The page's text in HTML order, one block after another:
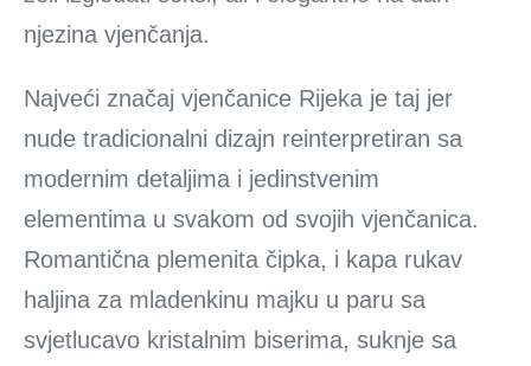
njezina vjenčanja.
Najveći značaj vjenčanice Rijeka je taj jer
nude tradicionalni dizajn reinterpretiran sa
modernim detaljima i jedinstvenim
elementima u svakom od svojih vjenčanica.
Romantična plemenita čipka, i kapa rukav
haljina za mladenkinu majku u paru sa
svjetlucavo kristalnim biserima, suknje sa